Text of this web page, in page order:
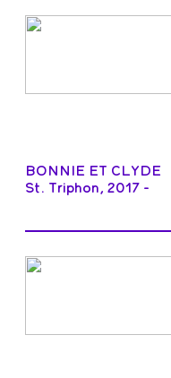
BONNIE ET CLYDE
St. Triphon, 2017 -